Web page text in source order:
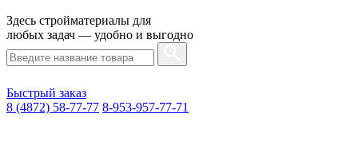
Здесь стройматериалы для
любых задач — удобно и выгодно
Быстрый заказ
8 (4872) 58-77-77 8-953-957-77-71